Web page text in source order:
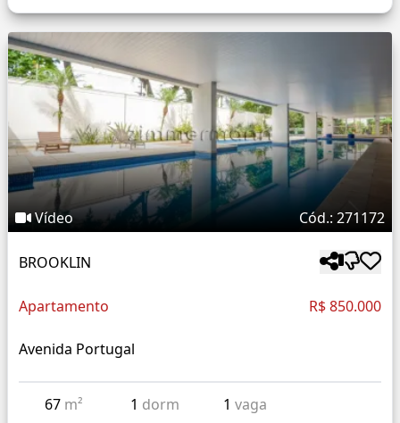
Vídeo Cód.: 271172
BROOKLIN
Apartamento R$ 850.000
Avenida Portugal
67 m² 1 dorm 1vaga